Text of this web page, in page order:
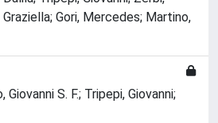
Gori, Mercedes; Martino,
S. F.; Tripepi, Giovanni;